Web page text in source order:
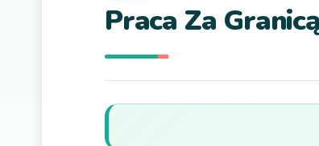
Praca Za